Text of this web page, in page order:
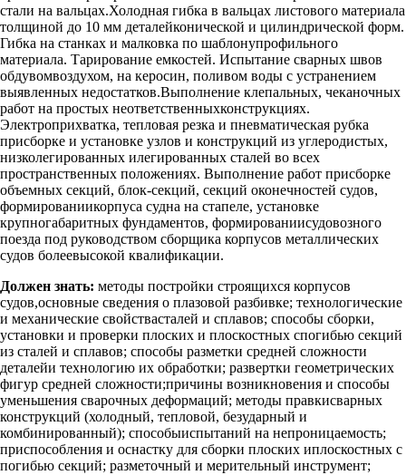
стали на вальцах.Холодная гибка в вальцах листового материала
толщиной до 10 мм деталейконической и цилиндрической форм.
Гибка на станках и малковка по шаблонупрофильного
материала. Тарирование емкостей. Испытание сварных швов
обдувомвоздухом, на керосин, поливом воды с устранением
выявленных недостатков.Выполнение клепальных, чеканочных
работ на простых неответственныхконструкциях.
Электроприхватка, тепловая резка и пневматическая рубка
присборке и установке узлов и конструкций из углеродистых,
низколегированных илегированных сталей во всех
пространственных положениях. Выполнение работ присборке
объемных секций, блок-секций, секций оконечностей судов,
формированиикорпуса судна на стапеле, установке
крупногабаритных фундаментов, формированиисудовозного
поезда под руководством сборщика корпусов металлических
судов болеевысокой квалификации.
Должен знать: методы постройки строящихся корпусов
судов,основные сведения о плазовой разбивке; технологические
и механические свойствасталей и сплавов; способы сборки,
установки и проверки плоских и плоскостных спогибью секций
из сталей и сплавов; способы разметки средней сложности
деталейи технологию их обработки; развертки геометрических
фигур средней сложности;причины возникновения и способы
уменьшения сварочных деформаций; методы правкисварных
конструкций (холодный, тепловой, безударный и
комбинированный); способыиспытаний на непроницаемость;
приспособления и оснастку для сборки плоских иплоскостных с
погибью секций; разметочный и мерительный инструмент;